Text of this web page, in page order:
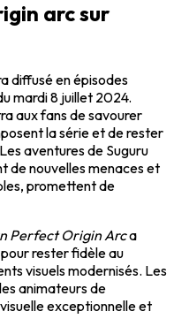
arc sur
diffusé en épisodes
mardi 8 juillet 2024.
aux fans de savourer
la série et de rester
aventures de Suguru
de nouvelles menaces et
promettent de
Perfect Origin Arca
rester fidèle au
visuels modernisés. Les
animateurs de
exceptionnelle et